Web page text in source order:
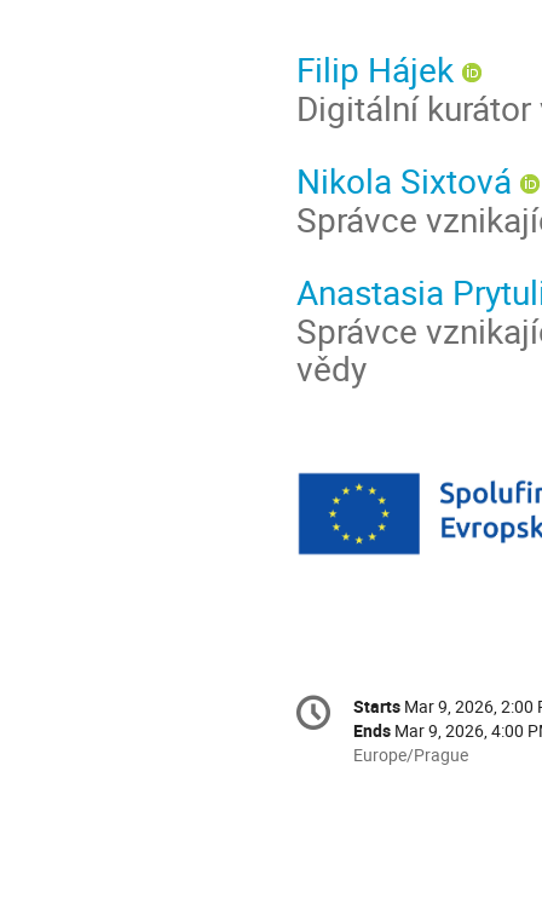
Filip Hájek
Digitální
Nikola Sixtová
Správce
Anastasia
Správce
vědy
Conference
information
Date/Time
Starts Mar 9, 2026, 2:00
Ends Mar 9, 2026, 4:00
All
Europe/Prague